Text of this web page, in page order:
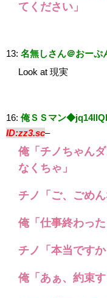
てください」
13: 名無しさん＠おーぷ
Look at 現実
16: 俺ＳＳマン
ID:zz3.sc–
俺「チノちゃん
なくちゃ」
チノ「ご、ごめん
俺「仕事終わっ
チノ「本当です
俺「あぁ、約束す